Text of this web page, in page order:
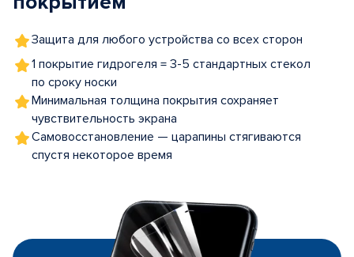
Защита для любого устройства со всех сторон
1 покрытие гидрогеля = 3-5 стандартных стекол
по сроку носки
Минимальная толщина покрытия сохраняет
чувствительность экрана
Самовосстановление — царапины стягиваются
спустя некоторое время